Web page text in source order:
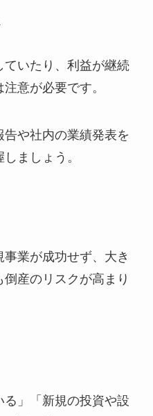
いたり、利益が継続
意が必要です。
や社内の業績発表を
ましょう。
業が成功せず、大き
産のリスクが高まり
」「新規の投資や設